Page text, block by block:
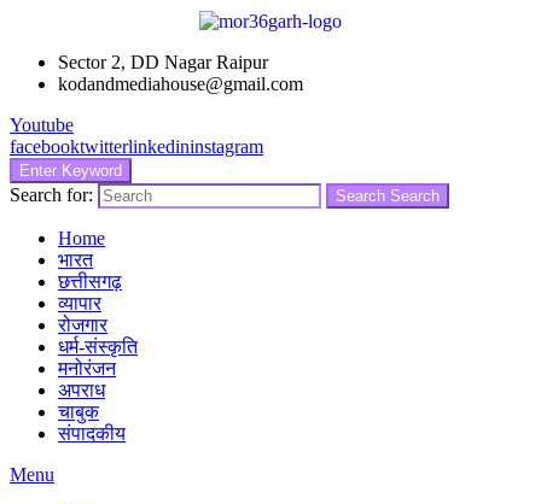
Sector 2, DD Nagar Raipur
kodandmediahouse@gmail.com
Youtube
facebooktwitterlinkedininstagram
Enter Keyword
Search for: Search Search
Home
भारत
छत्तीसगढ़
व्यापार
रोजगार
धर्म-संस्कृति
मनोरंजन
अपराध
चाबुक
संपादकीय
Menu